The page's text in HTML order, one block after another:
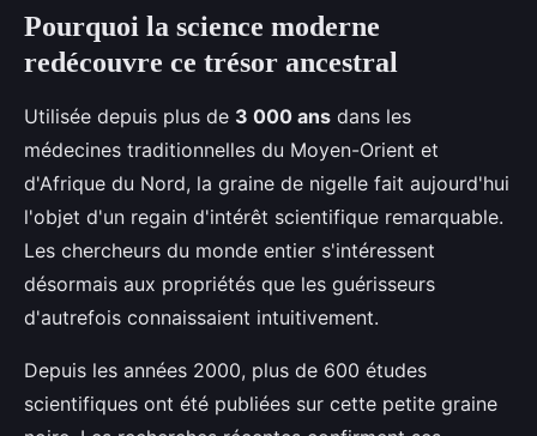
Pourquoi la science moderne
redécouvre ce trésor ancestral
Utilisée depuis plus de 3 000 ans dans les
médecines traditionnelles du Moyen-Orient et
d'Afrique du Nord, la graine de nigelle fait aujourd'hui
l'objet d'un regain d'intérêt scientifique remarquable.
Les chercheurs du monde entier s'intéressent
désormais aux propriétés que les guérisseurs
d'autrefois connaissaient intuitivement.
Depuis les années 2000, plus de 600 études
scientifiques ont été publiées sur cette petite graine